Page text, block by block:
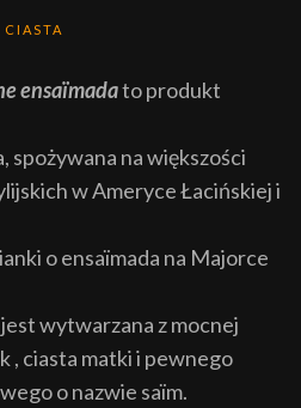
CIASTA
ensaïmadato produkt
spożywana na większości
w Ameryce Łacińskiej i
o ensaïmada na Majorce
wytwarzana z mocnej
, ciasta matki i pewnego
o nazwie saïm.